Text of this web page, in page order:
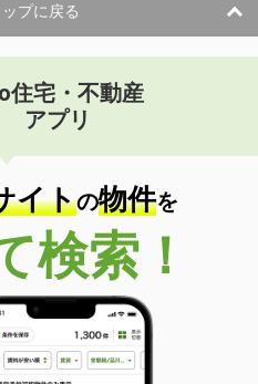
プに戻る
住宅・不動産
アプリ
イトの物件を
検索！